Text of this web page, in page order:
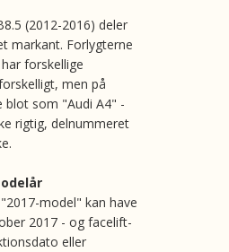
(2012-2016) deler
markant. Forlygterne
forskellige
men på
blot som "Audi A4" -
rigtig, delnummeret
model" kan have
2017 - og facelift-
eller